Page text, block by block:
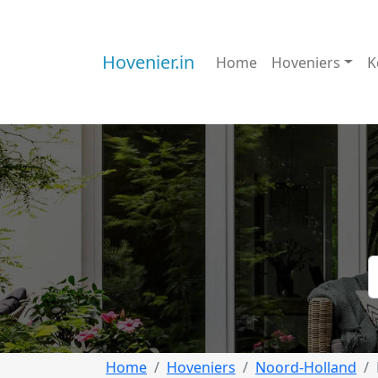
Hovenier.in Home Hoveniers
Home Hoveniers Noord-Holland